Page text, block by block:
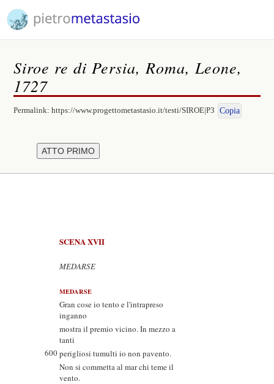
Siroe re di Persia, Roma, Leone,
1727
Permalink:https://www.progettometastasio.it/testi/SIROE|P3 Copia
SCENA XVII
MEDARSE
MEDARSE
Gran cose io tento e l'intrapreso
inganno
mostra il premio vicino. In mezzo a
tanti
600perigliosi tumulti io non pavento.
Non si commetta al mar chi teme il
vento.